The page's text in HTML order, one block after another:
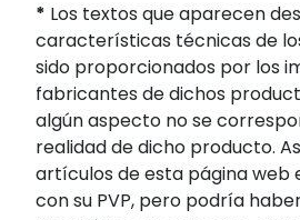
* Los textos que aparecen
características técnicas de
sido proporcionados por los
fabricantes de dichos
algún aspecto no se
realidad de dicho producto.
artículos de esta página web
con su PVP, pero podría